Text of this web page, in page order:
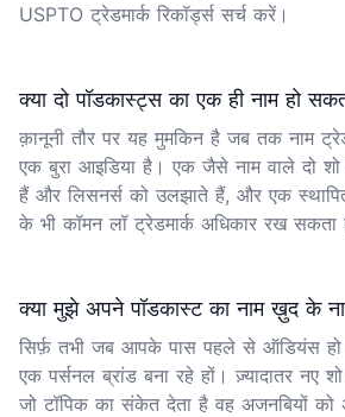
USPTO ट्रेडमार्क रिकॉर्ड्स सर्च करें।
क्या दो पॉडकास्ट्स का एक ही नाम हो
क़ानूनी तौर पर यह मुमकिन है जब तक नाम
एक बुरा आइडिया है। एक जैसे नाम वाले दो
हैं और लिसनर्स को उलझाते हैं, और एक
के भी कॉमन लॉ ट्रेडमार्क अधिकार रख सकता
क्या मुझे अपने पॉडकास्ट का नाम ख़ुद के
सिर्फ़ तभी जब आपके पास पहले से ऑडियंस
एक पर्सनल ब्रांड बना रहे हों। ज़्यादातर नए
जो टॉपिक का संकेत देता है वह अजनबियों